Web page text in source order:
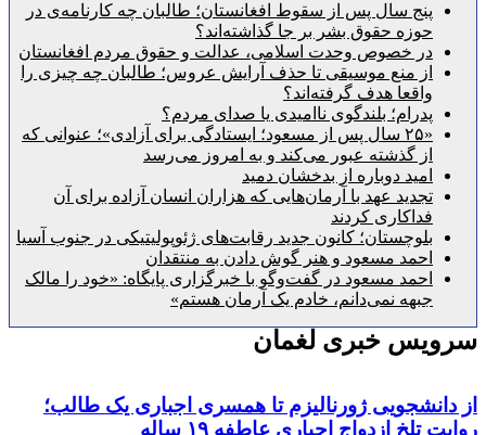
پنج سال پس از سقوط افغانستان؛ طالبان چه کارنامه‌ی در
حوزه حقوق بشر بر جا گذاشته‌اند؟
در خصوص وحدت اسلامی، عدالت و حقوق مردم افغانستان
از منع موسیقی تا حذف آرایش عروس؛ طالبان چه چیزی را
واقعا هدف گرفته‌اند؟
پدرام؛ بلندگوی ناامیدی یا صدای مردم؟
«۲۵ سال پس از مسعود؛ ایستادگی برای آزادی»؛ عنوانی که
از گذشته عبور می‌کند و به امروز می‌رسد
امید دوباره از بدخشان دمید
تجدید عهد با آرمان‌هایی که هزاران انسان آزاده برای آن
فداکاری کردند
بلوچستان؛ کانون جدید رقابت‌های ژئوپولیتیکی در جنوب آسیا
احمد مسعود و هنر گوش دادن به منتقدان
احمد مسعود در گفت‌وگو با خبرگزاری پایگاه: «خود را مالک
جبهه نمی‌دانم، خادم یک آرمان هستم»
خبری لغمان
ژورنالیزم تا همسری اجباری یک طالب؛
تلخ ازدواج اجباری عاطفه ۱۹ ساله